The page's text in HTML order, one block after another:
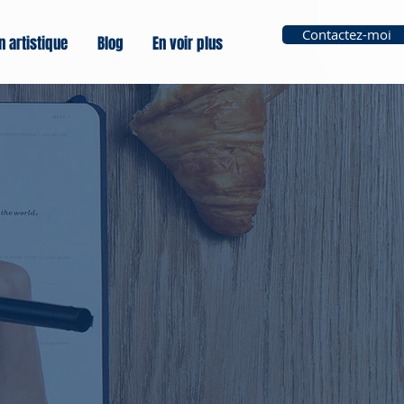
artistique Blog En voir plus Contactez-moi